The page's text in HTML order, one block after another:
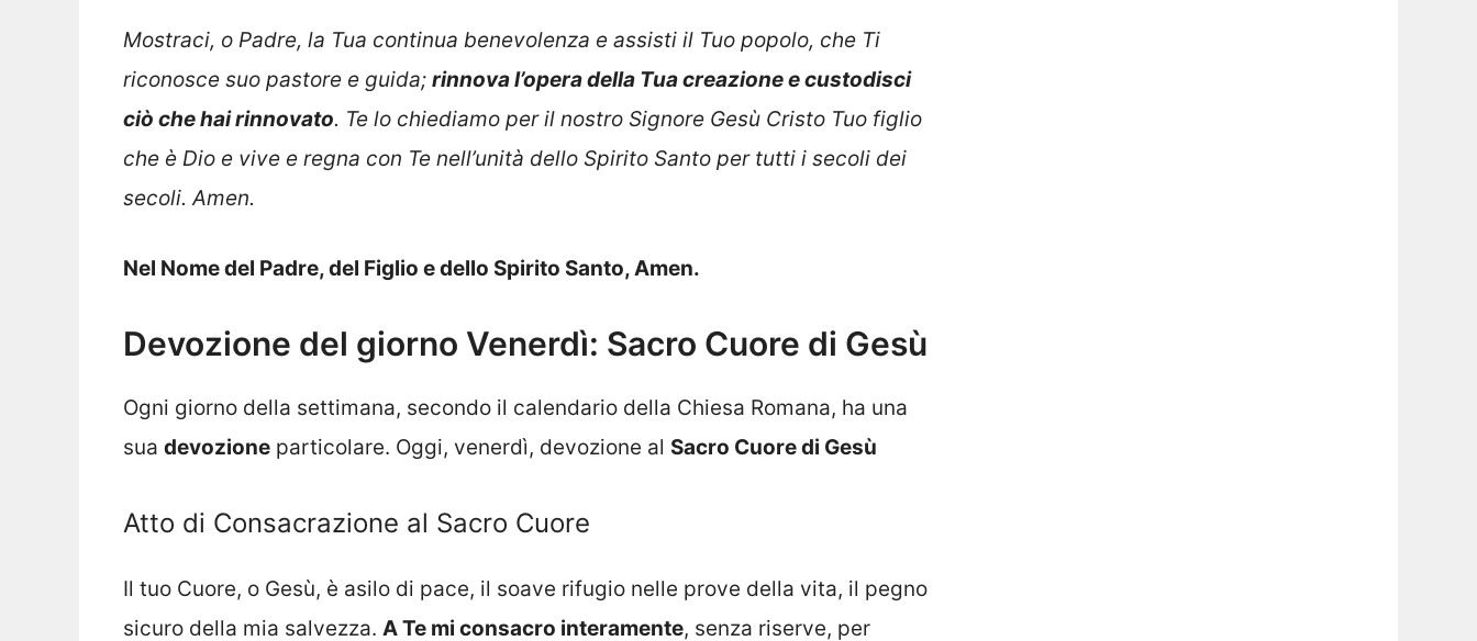
Mostraci, o Padre, la Tua continua benevolenza e assisti il Tuo popolo, che Ti
riconosce suo pastore e guida; rinnova l’opera della Tua creazione e custodisci
ciò che hai rinnovato. Te lo chiediamo per il nostro Signore Gesù Cristo Tuo figlio
che è Dio e vive e regna con Te nell’unità dello Spirito Santo per tutti i secoli dei
secoli. Amen.
Nel Nome del Padre, del Figlio e dello Spirito Santo, Amen.
Devozione del giorno Venerdì: Sacro Cuore di Gesù
Ogni giorno della settimana, secondo il calendario della Chiesa Romana, ha una
sua devozione particolare. Oggi, venerdì, devozione al Sacro Cuore di Gesù
Atto di Consacrazione al Sacro Cuore
Il tuo Cuore, o Gesù, è asilo di pace, il soave rifugio nelle prove della vita, il pegno
sicuro della mia salvezza. A Te mi consacro interamente, senza riserve, per